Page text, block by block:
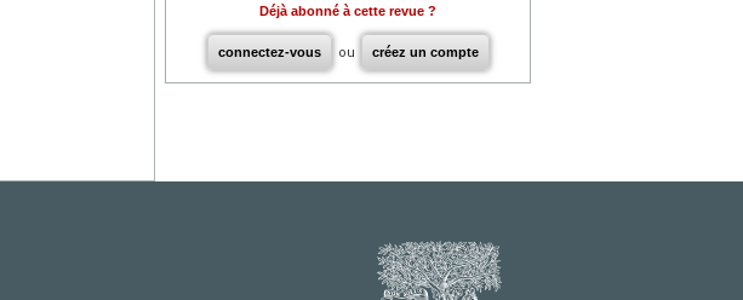
Déjà abonné à cette revue ?
connectez-vous ou créez un compte